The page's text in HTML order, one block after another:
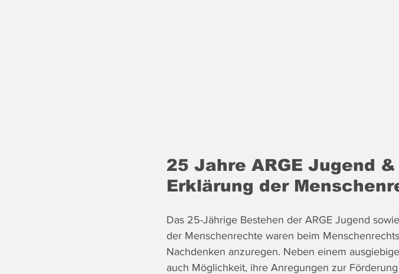
25 Jahre ARGE Jugend
Erklärung der
Das 25-Jährige Bestehen der ARGE Jugend
der Menschenrechte waren beim
Nachdenken anzuregen. Neben einem
auch Möglichkeit, ihre Anregungen zur